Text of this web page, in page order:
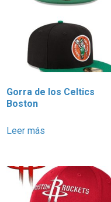
Gorra de los Celtics
Boston
Leer más